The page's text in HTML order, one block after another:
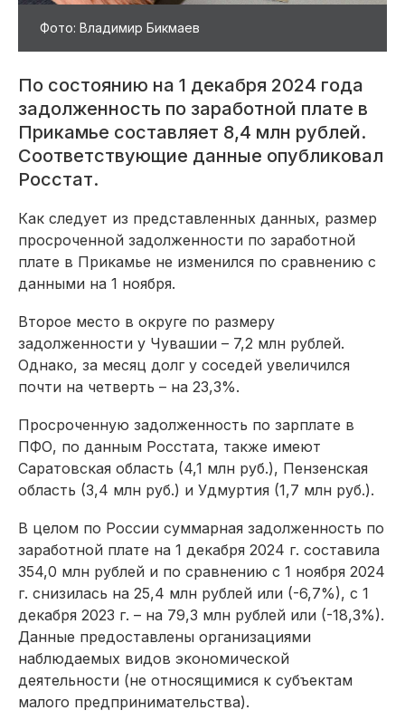
Фото: Владимир Бикмаев
По состоянию на 1 декабря 2024 года
задолженность по заработной плате в
Прикамье составляет 8,4 млн рублей.
Соответствующие данные опубликовал
Росстат.
Как следует из представленных данных, размер
просроченной задолженности по заработной
плате в Прикамье не изменился по сравнению с
данными на 1 ноября.
Второе место в округе по размеру
задолженности у Чувашии – 7,2 млн рублей.
Однако, за месяц долг у соседей увеличился
почти на четверть – на 23,3%.
Просроченную задолженность по зарплате в
ПФО, по данным Росстата, также имеют
Саратовская область (4,1 млн руб.), Пензенская
область (3,4 млн руб.) и Удмуртия (1,7 млн руб.).
В целом по России суммарная задолженность по
заработной плате на 1 декабря 2024 г. составила
354,0 млн рублей и по сравнению с 1 ноября 2024
г. снизилась на 25,4 млн рублей или (-6,7%), с 1
декабря 2023 г. – на 79,3 млн рублей или (-18,3%).
Данные предоставлены организациями
наблюдаемых видов экономической
деятельности (не относящимися к субъектам
малого предпринимательства).